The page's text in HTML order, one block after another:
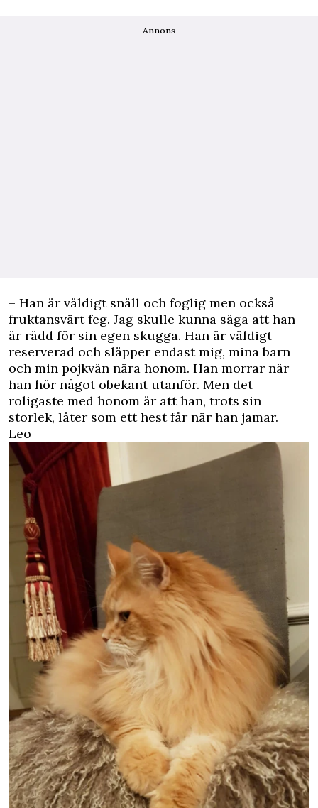
Annons
– Han är väldigt snäll och foglig men också
fruktansvärt feg. Jag skulle kunna säga att han
är rädd för sin egen skugga. Han är väldigt
reserverad och släpper endast mig, mina barn
och min pojkvän nära honom. Han morrar när
han hör något obekant utanför. Men det
roligaste med honom är att han, trots sin
storlek, låter som ett hest får när han jamar.
Leo